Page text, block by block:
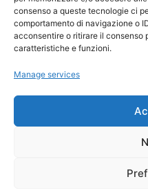
consenso a queste tecnologie ci
comportamento di navigazione o
acconsentire o ritirare il consenso
caratteristiche e funzioni.
Manage services
Wer sind wir
Informationsbüro und
Cookie Policy (UE)